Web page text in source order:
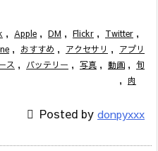
, Apple , DM , Flickr , Twitter ,
, おすすめ , アクセサリ ,
アプリ
ス , バッテリー , 写真 , 動画 , 旬
,
肉
 Posted by donpyxxx